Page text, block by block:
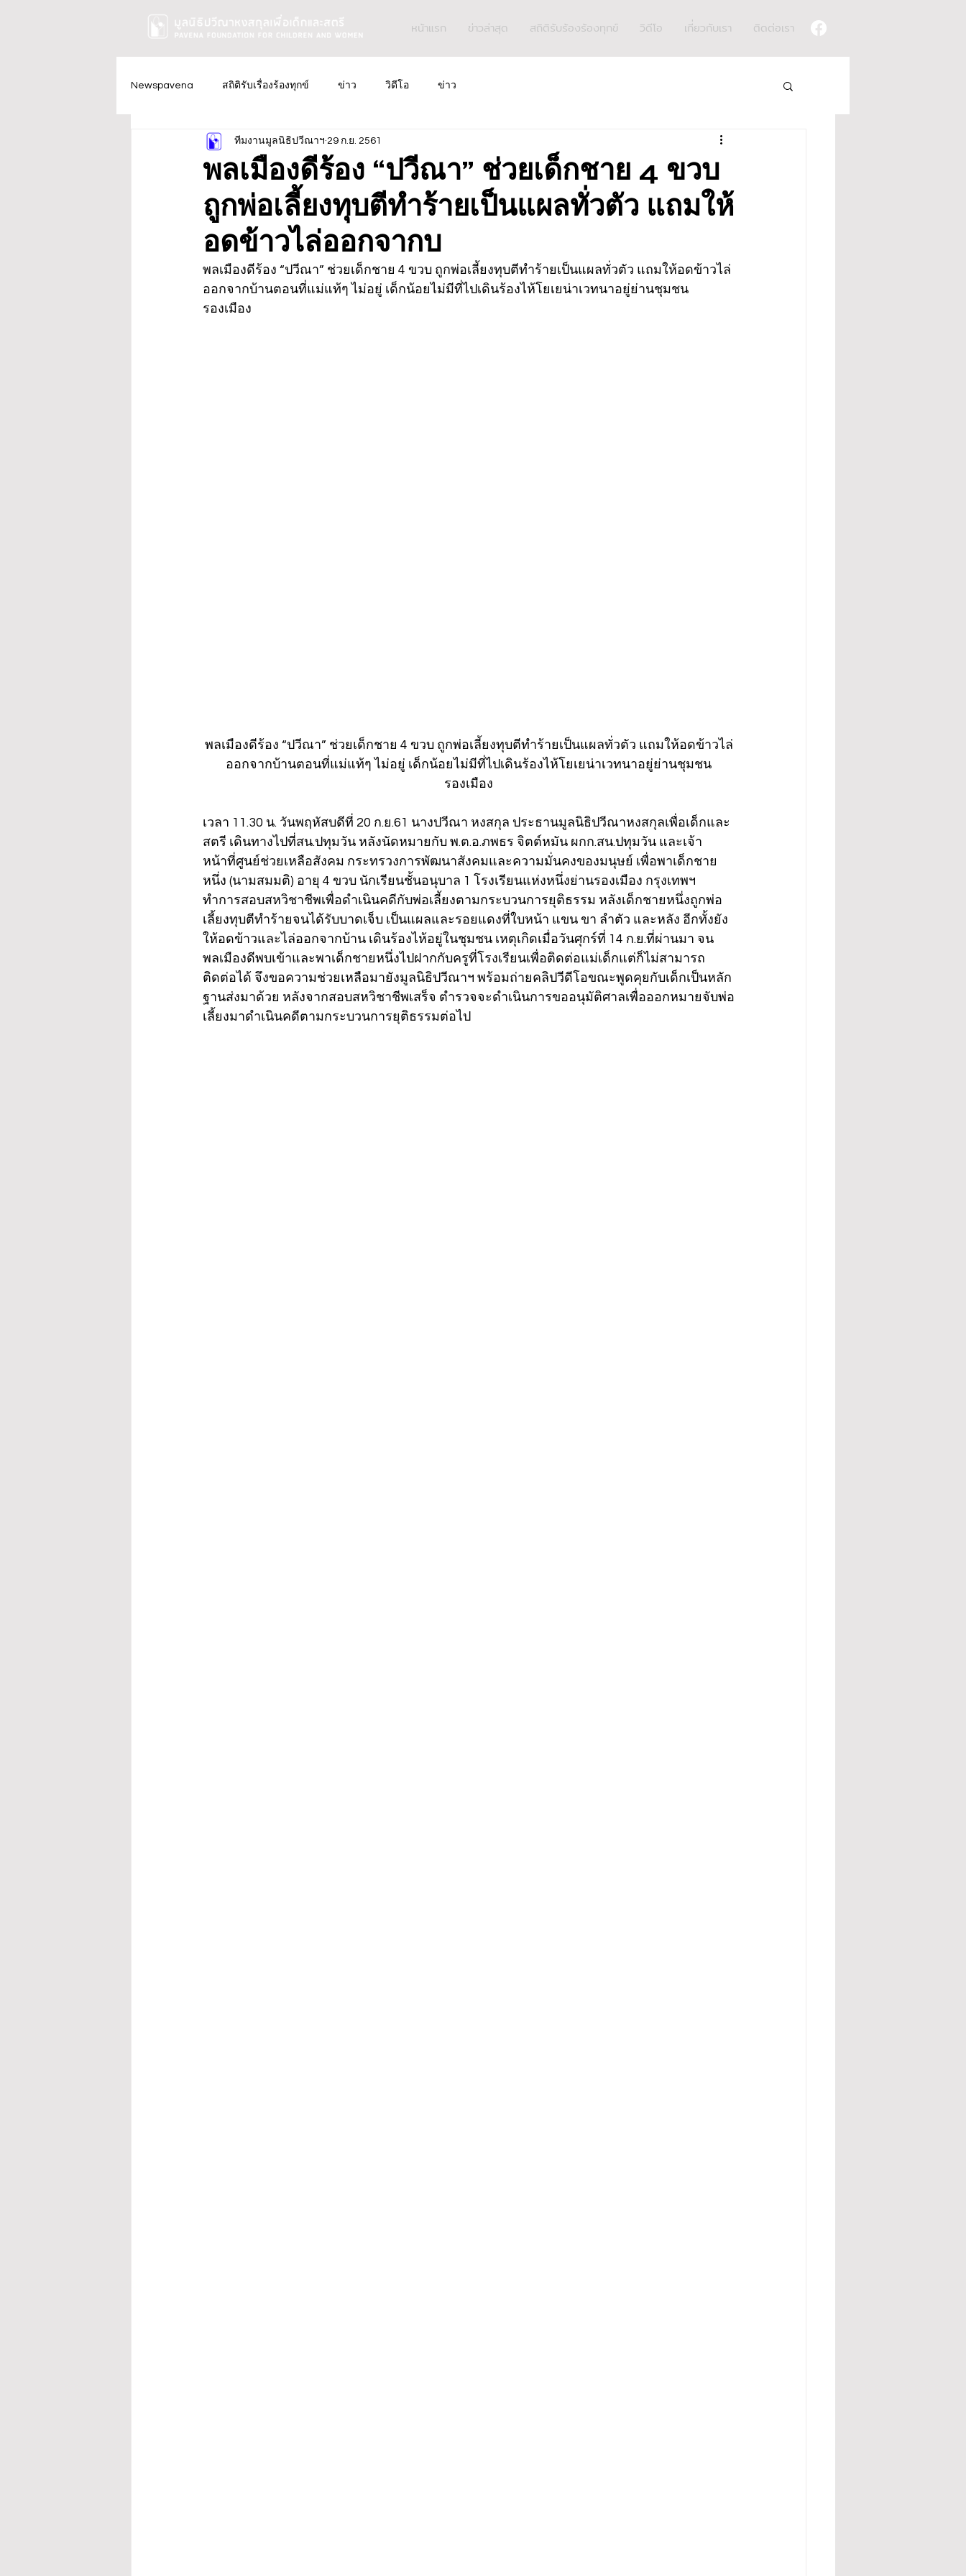
หน้าแรก ข่าวล่าสุด สถิติรับร้องร้องทุกข์ วิดีโอ เกี่ยวกับเรา ติดต่อเรา
Newspavena สถิติรับเรื่องร้องทุกข์ ข่าว วิดีโอ ข่าว
พลเมืองดีร้อง “ปวีณา” ช่วยเด็กชาย 4 ขวบ
ถูกพ่อเลี้ยงทุบตีทำร้ายเป็นแผลทั่วตัว แถมให้
อดข้าวไล่ออกจากบ
ทีมงานมูลนิธิปวีณาฯ 29 ก.ย. 2561
พลเมืองดีร้อง “ปวีณา” ช่วยเด็กชาย 4 ขวบ ถูกพ่อเลี้ยงทุบตีทำร้ายเป็นแผลทั่วตัว แถมให้อดข้าวไล่
ออกจากบ้านตอนที่แม่แท้ๆ ไม่อยู่ เด็กน้อยไม่มีที่ไปเดินร้องไห้โยเยน่าเวทนาอยู่ย่านชุมชน
รองเมือง
พลเมืองดีร้อง “ปวีณา” ช่วยเด็กชาย 4 ขวบ ถูกพ่อเลี้ยงทุบตีทำร้ายเป็นแผลทั่วตัว แถมให้อดข้าวไล่
ออกจากบ้านตอนที่แม่แท้ๆ ไม่อยู่ เด็กน้อยไม่มีที่ไปเดินร้องไห้โยเยน่าเวทนาอยู่ย่านชุมชน
รองเมือง
เวลา 11.30 น. วันพฤหัสบดีที่ 20 ก.ย.61 นางปวีณา หงสกุล ประธานมูลนิธิปวีณาหงสกุลเพื่อเด็กและ
สตรี เดินทางไปที่สน.ปทุมวัน หลังนัดหมายกับ พ.ต.อ.ภพธร จิตต์หมัน ผกก.สน.ปทุมวัน และเจ้า
หน้าที่ศูนย์ช่วยเหลือสังคม กระทรวงการพัฒนาสังคมและความมั่นคงของมนุษย์ เพื่อพาเด็กชาย
หนึ่ง (นามสมมติ) อายุ 4 ขวบ นักเรียนชั้นอนุบาล 1 โรงเรียนแห่งหนึ่งย่านรองเมือง กรุงเทพฯ
ทำการสอบสหวิชาชีพเพื่อดำเนินคดีกับพ่อเลี้ยงตามกระบวนการยุติธรรม หลังเด็กชายหนึ่งถูกพ่อ
เลี้ยงทุบตีทำร้ายจนได้รับบาดเจ็บ เป็นแผลและรอยแดงที่ใบหน้า แขน ขา ลำตัว และหลัง อีกทั้งยัง
ให้อดข้าวและไล่ออกจากบ้าน เดินร้องไห้อยู่ในชุมชน เหตุเกิดเมื่อวันศุกร์ที่ 14 ก.ย.ที่ผ่านมา จน
พลเมืองดีพบเข้าและพาเด็กชายหนึ่งไปฝากกับครูที่โรงเรียนเพื่อติดต่อแม่เด็กแต่ก็ไม่สามารถ
ติดต่อได้ จึงขอความช่วยเหลือมายังมูลนิธิปวีณาฯ พร้อมถ่ายคลิปวีดีโอขณะพูดคุยกับเด็กเป็นหลัก
ฐานส่งมาด้วย หลังจากสอบสหวิชาชีพเสร็จ ตำรวจจะดำเนินการขออนุมัติศาลเพื่อออกหมายจับพ่อ
เลี้ยงมาดำเนินคดีตามกระบวนการยุติธรรมต่อไป